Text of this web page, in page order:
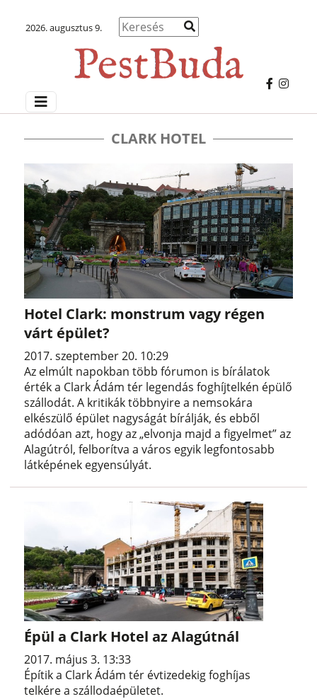
2026. augusztus 9.
CLARK HOTEL
Hotel Clark: monstrum vagy régen
várt épület?
2017. szeptember 20. 10:29
Az elmúlt napokban több fórumon is bírálatok
érték a Clark Ádám tér legendás foghíjtelkén épülő
szállodát. A kritikák többnyire a nemsokára
elkészülő épület nagyságát bírálják, és ebből
adódóan azt, hogy az „elvonja majd a figyelmet” az
Alagútról, felborítva a város egyik legfontosabb
látképének egyensúlyát.
Épül a Clark Hotel az Alagútnál
2017. május 3. 13:33
Építik a Clark Ádám tér évtizedekig foghíjas
telkére a szállodaépületet.